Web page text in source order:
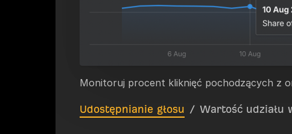
Monitoruj procent kliknięć pochodzących z
Udostępnianie głosu / Wartość udziału